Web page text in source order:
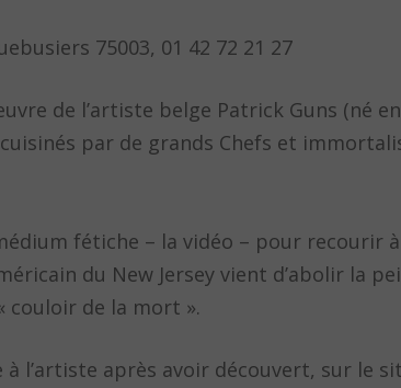
75003, 01 42 72 21 27
de l’artiste belge Patrick Guns (né
par de grands Chefs et
fétiche – la vidéo – pour
du New Jersey vient d’abolir la
couloir de la mort ».
à l’artiste après avoir découvert, sur le